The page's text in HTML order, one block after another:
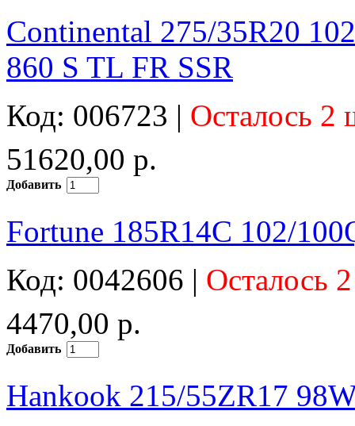
Continental 275/35R20
860 S TL FR SSR
Код: 006723 | Осталось 2
51620,00 р.
Добавить
Fortune 185R14C 102/
Код: 0042606 | Осталось
4470,00 р.
Добавить
Hankook 215/55ZR17